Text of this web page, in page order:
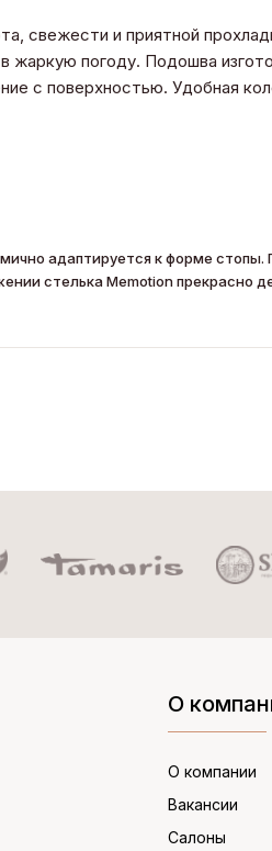
свежести и приятной
погоду. Подошва
с поверхностью. Удобная
адаптируется к форме стопы.
стелька Memotion прекрасно
О
О компании
Вакансии
Салоны